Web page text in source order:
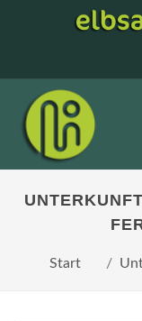
Start